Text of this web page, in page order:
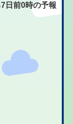
日前0時の予報